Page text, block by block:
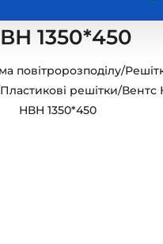
1350*450
повітророзподілу/
Пластикові решітки/Вентс
НВН 1350*450